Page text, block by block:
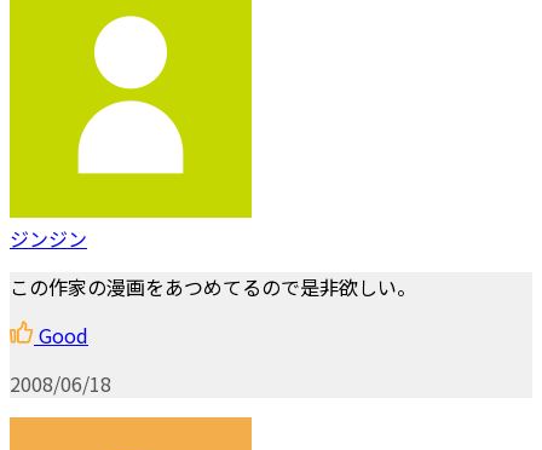
ジンジン
この作家の漫画をあつめてるので是非欲しい。
Good
2008/06/18